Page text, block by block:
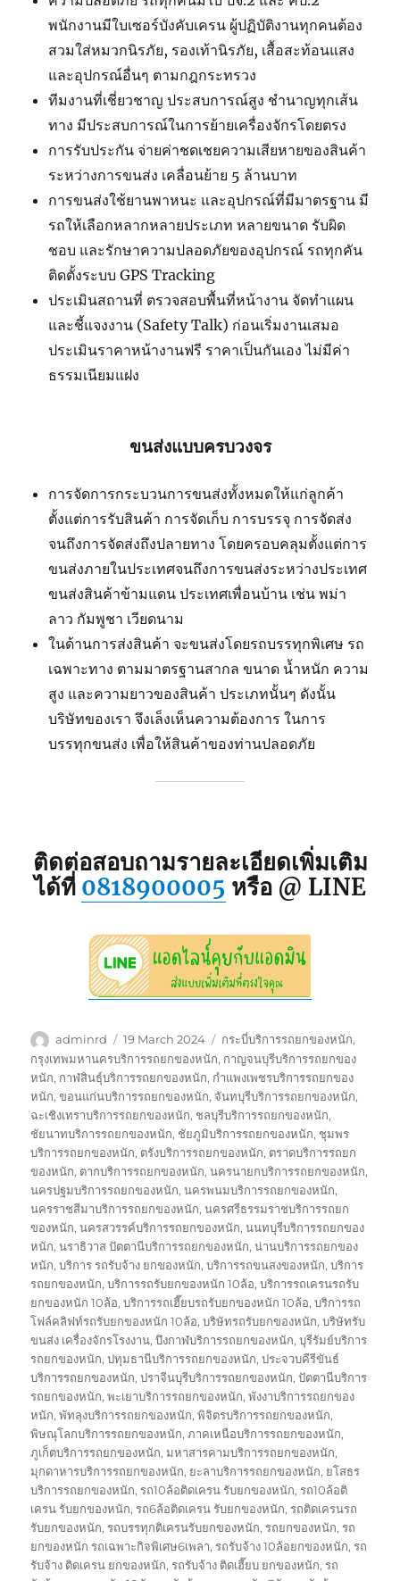
พนักงานมีใบเซอร์บังคับเครน ผู้ปฏิบัติงานทุกคนต้อง
สวมใส่หมวกนิรภัย, รองเท้านิรภัย, เสื้อสะท้อนแสง
และอุปกรณ์อื่นๆ ตามกฎกระทรวง
ทีมงานที่เชี่ยวชาญ ประสบการณ์สูง ชำนาญทุกเส้น
ทาง มีประสบการณ์ในการย้ายเครื่องจักรโดยตรง
การรับประกัน จ่ายค่าชดเชยความเสียหายของสินค้า
ระหว่างการขนส่ง เคลื่อนย้าย 5 ล้านบาท
การขนส่งใช้ยานพาหนะ และอุปกรณ์ที่มีมาตรฐาน มี
รถให้เลือกหลากหลายประเภท หลายขนาด รับผิด
ชอบ และรักษาความปลอดภัยของอุปกรณ์ รถทุกคัน
ติดตั้งระบบ GPS Tracking
ประเมินสถานที่ ตรวจสอบพื้นที่หน้างาน จัดทำแผน
และชี้แจงงาน (Safety Talk) ก่อนเริ่มงานเสมอ
ประเมินราคาหน้างานฟรี ราคาเป็นกันเอง ไม่มีค่า
ธรรมเนียมแฝง
ขนส่งแบบครบวงจร
การจัดการกระบวนการขนส่งทั้งหมดให้แก่ลูกค้า
ตั้งแต่การรับสินค้า การจัดเก็บ การบรรจุ การจัดส่ง
จนถึงการจัดส่งถึงปลายทาง โดยครอบคลุมตั้งแต่การ
ขนส่งภายในประเทศจนถึงการขนส่งระหว่างประเทศ
ขนส่งสินค้าข้ามแดน ประเทศเพื่อนบ้าน เช่น พม่า
ลาว กัมพูชา เวียดนาม
ในด้านการส่งสินค้า จะขนส่งโดยรถบรรทุกพิเศษ รถ
เฉพาะทาง ตามมาตรฐานสากล ขนาด น้ำหนัก ความ
สูง และความยาวของสินค้า ประเภทนั้นๆ ดังนั้น
บริษัทของเรา จึงเล็งเห็นความต้องการ ในการ
บรรทุกขนส่ง เพื่อให้สินค้าของท่านปลอดภัย
ติดต่อสอบถามรายละเอียดเพิ่มเติม
ได้ที่ 0818900005 หรือ @ LINE
Author
adminrd
Posted
on
19 March 2024 Tags
กระบี่บริการรถยกของหนัก,
กรุงเทพมหานครบริการรถยกของหนัก, กาญจนบุรีบริการรถยกของ
หนัก, กาฬสินธุ์บริการรถยกของหนัก, กำแพงเพชรบริการรถยกของ
หนัก,ขอนแก่นบริการรถยกของหนัก, จันทบุรีบริการรถยกของหนัก,
ฉะเชิงเทราบริการรถยกของหนัก, ชลบุรีบริการรถยกของหนัก,
ชัยนาทบริการรถยกของหนัก, ชัยภูมิบริการรถยกของหนัก, ชุมพร
บริการรถยกของหนัก, ตรังบริการรถยกของหนัก, ตราดบริการรถยก
ของหนัก, ตากบริการรถยกของหนัก,นครนายกบริการรถยกของหนัก,
นครปฐมบริการรถยกของหนัก,นครพนมบริการรถยกของหนัก,
นครราชสีมาบริการรถยกของหนัก,นครศรีธรรมราชบริการรถยก
ของหนัก,นครสวรรค์บริการรถยกของหนัก,นนทบุรีบริการรถยกของ
หนัก,นราธิวาส ปัตตานีบริการรถยกของหนัก,น่านบริการรถยกของ
หนัก,บริการ รถรับจ้าง ยกของหนัก,บริการรถขนสงของหนัก,บริการ
รถยกของหนัก,บริการรถรับยกของหนัก 10ล้อ,บริการรถเครนรถรับ
ยกของหนัก 10ล้อ,บริการรถเฮี๊ยบรถรับยกของหนัก 10ล้อ,บริการรถ
โฟล์คลิฟท์รถรับยกของหนัก 10ล้อ,บริษัทรถรับยกของหนัก,บริษัทรับ
ขนส่ง เครื่องจักรโรงงาน,บึงกาฬบริการรถยกของหนัก,บุรีรัมย์บริการ
รถยกของหนัก,ปทุมธานีบริการรถยกของหนัก,ประจวบคีรีขันธ์
บริการรถยกของหนัก,ปราจีนบุรีบริการรถยกของหนัก,ปัตตานีบริการ
รถยกของหนัก,พะเยาบริการรถยกของหนัก,พังงาบริการรถยกของ
หนัก,พัทลุงบริการรถยกของหนัก,พิจิตรบริการรถยกของหนัก,
พิษณุโลกบริการรถยกของหนัก,ภาคเหนือบริการรถยกของหนัก,
ภูเก็ตบริการรถยกของหนัก,มหาสารคามบริการรถยกของหนัก,
มุกดาหารบริการรถยกของหนัก, ยะลาบริการรถยกของหนัก, ยโสธร
บริการรถยกของหนัก,รถ10ล้อติดเครน รับยกของหนัก,รถ10ล้อติ
เครน รับยกของหนัก,รถ6ล้อติดเครน รับยกของหนัก,รถติดเครนรถ
รับยกของหนัก,รถบรรทุกติเครนรับยกของหนัก,รถยกของหนัก,รถ
ยกของหนัก รถเฉพาะกิจพิเศษ6เพลา,รถรับจ้าง 10ล้อยกของหนัก,รถ
รับจ้าง ติดเครน ยกของหนัก,รถรับจ้าง ติดเฮี๊ยบ ยกของหนัก,รถ